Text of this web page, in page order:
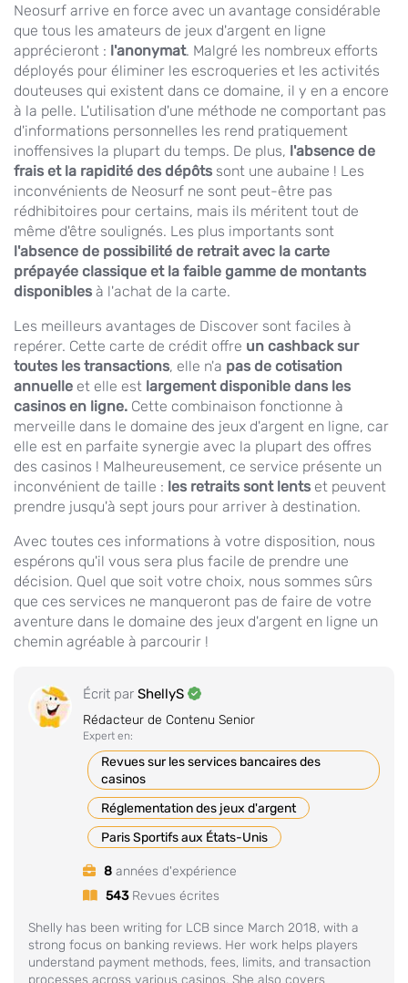
Neosurf arrive en force avec un avantage considérable
que tous les amateurs de jeux d'argent en ligne
apprécieront : l'anonymat. Malgré les nombreux efforts
déployés pour éliminer les escroqueries et les activités
douteuses qui existent dans ce domaine, il y en a encore
à la pelle. L'utilisation d'une méthode ne comportant pas
d'informations personnelles les rend pratiquement
inoffensives la plupart du temps. De plus, l'absence de
frais et la rapidité des dépôts sont une aubaine ! Les
inconvénients de Neosurf ne sont peut-être pas
rédhibitoires pour certains, mais ils méritent tout de
même d'être soulignés. Les plus importants sont
l'absence de possibilité de retrait avec la carte
prépayée classique et la faible gamme de montants
disponibles à l'achat de la carte.
Les meilleurs avantages de Discover sont faciles à
repérer. Cette carte de crédit offre un cashback sur
toutes les transactions, elle n'a pas de cotisation
annuelle et elle est largement disponible dans les
casinos en ligne. Cette combinaison fonctionne à
merveille dans le domaine des jeux d'argent en ligne, car
elle est en parfaite synergie avec la plupart des offres
des casinos ! Malheureusement, ce service présente un
inconvénient de taille : les retraits sont lents et peuvent
prendre jusqu'à sept jours pour arriver à destination.
Avec toutes ces informations à votre disposition, nous
espérons qu'il vous sera plus facile de prendre une
décision. Quel que soit votre choix, nous sommes sûrs
que ces services ne manqueront pas de faire de votre
aventure dans le domaine des jeux d'argent en ligne un
chemin agréable à parcourir !
Écrit par ShellyS
Rédacteur de Contenu Senior
Expert en:
Revues sur les services bancaires des
casinos
Réglementation des jeux d'argent
Paris Sportifs aux États-Unis
8années d'expérience
543Revues écrites
Shelly has been writing for LCB since March 2018, with a
strong focus on banking reviews. Her work helps players
understand payment methods, fees, limits, and transaction